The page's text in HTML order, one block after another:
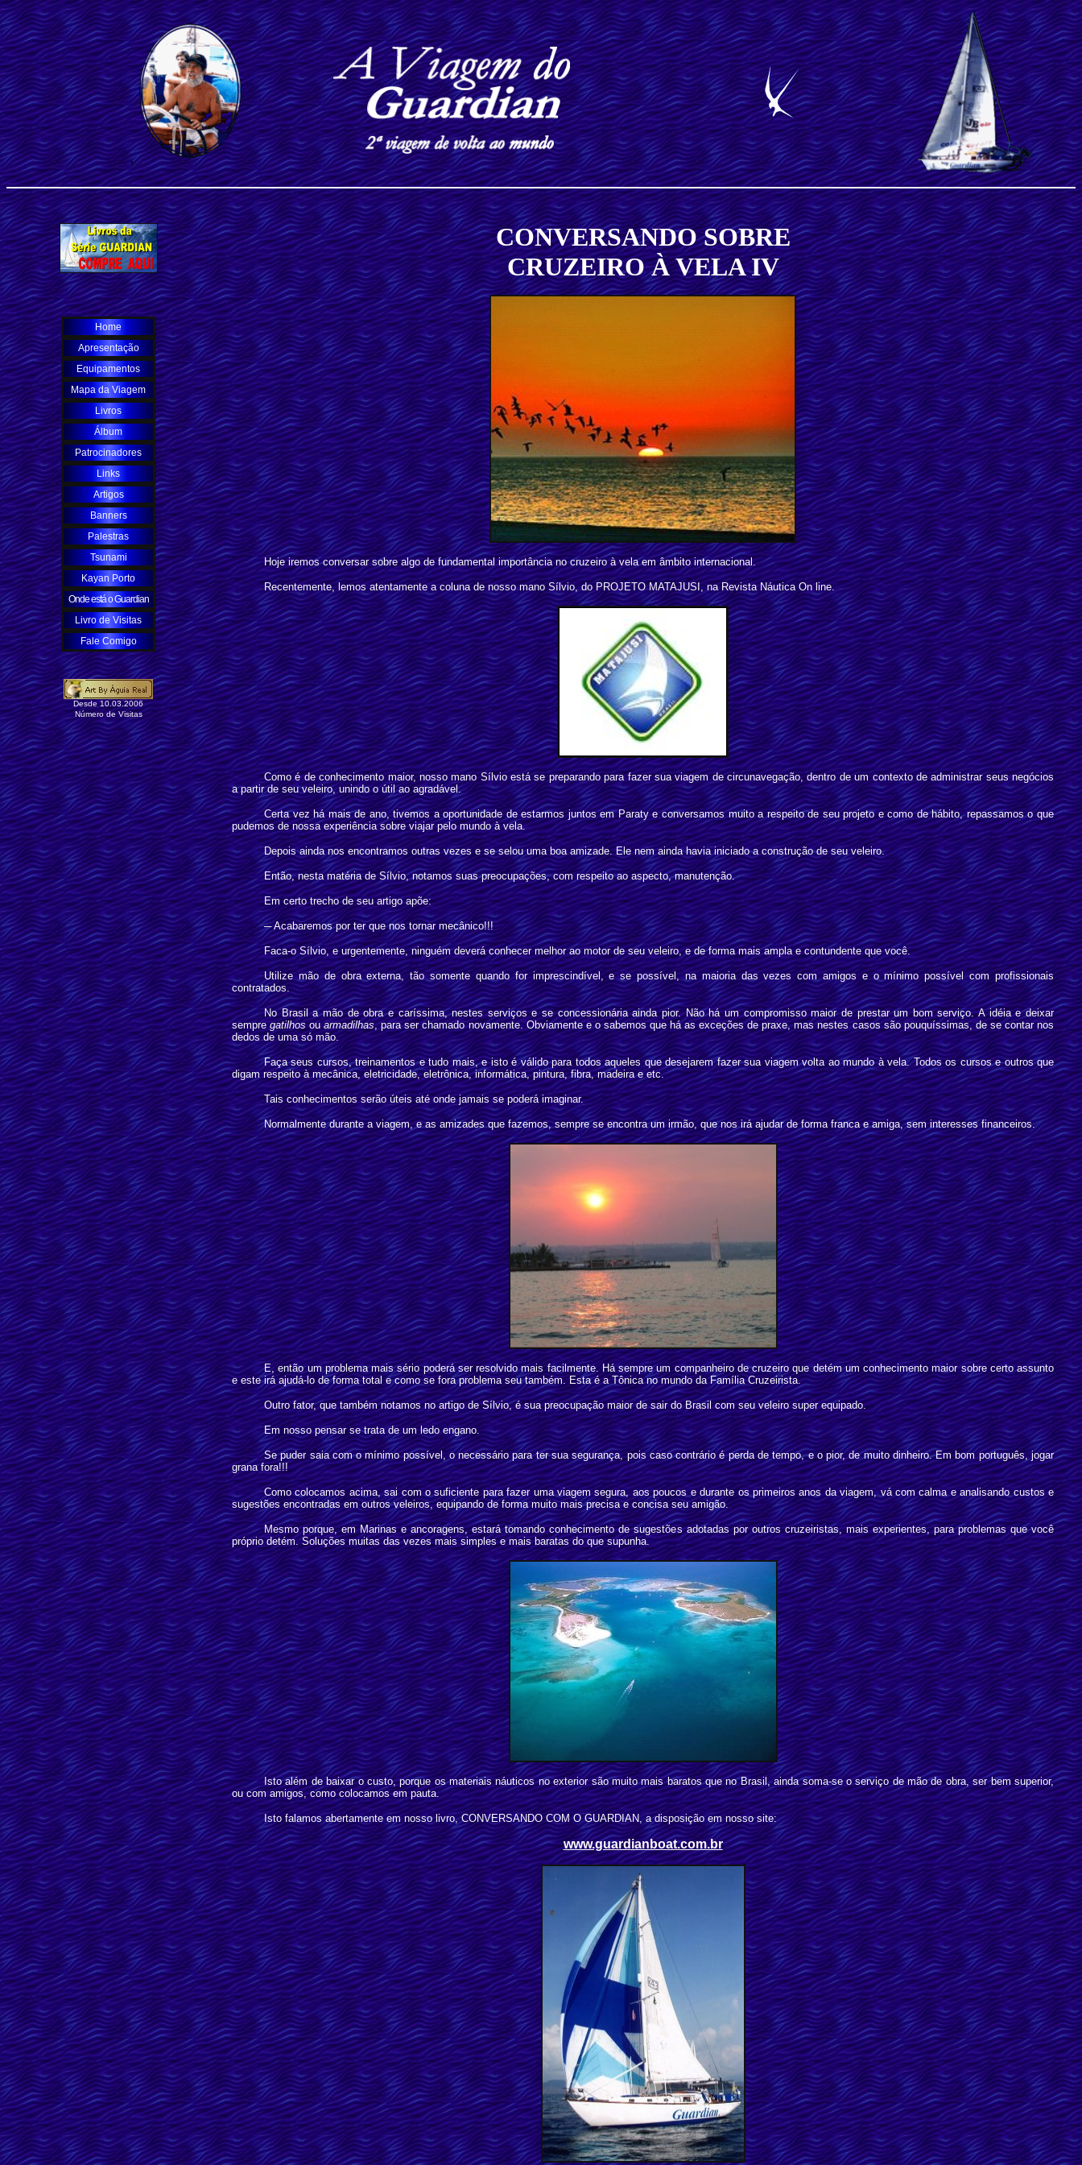
,
Home
Apresentação
Equipamentos
Mapa da Viagem
Livros
Álbum
Patrocinadores
Links
Artigos
Banners
Palestras
Tsunami
Kayan Porto
Onde está o Guardian
Livro de Visitas
Fale Comigo
Desde 10.03.2006
Número de Visitas
CONVERSANDO SOBRE
CRUZEIRO À VELA IV
Hoje iremos conversar sobre algo de fundamental importância no cruzeiro à vela em âmbito internacional.
Recentemente, lemos atentamente a coluna de nosso mano Sílvio, do PROJETO MATAJUSI, na Revista Náutica On line.
Como é de conhecimento maior, nosso mano Sílvio está se preparando para fazer sua viagem de circunavegação, dentro de um contexto de administrar seus negócios
a partir de seu veleiro, unindo o útil ao agradável.
Certa vez há mais de ano, tivemos a oportunidade de estarmos juntos em Paraty e conversamos muito a respeito de seu projeto e como de hábito, repassamos o que
pudemos de nossa experiência sobre viajar pelo mundo à vela.
Depois ainda nos encontramos outras vezes e se selou uma boa amizade. Ele nem ainda havia iniciado a construção de seu veleiro.
Então, nesta matéria de Sílvio, notamos suas preocupações, com respeito ao aspecto, manutenção.
Em certo trecho de seu artigo apõe:
─Acabaremos por ter que nos tornar mecânico!!!
Faca-o Sílvio, e urgentemente, ninguém deverá conhecer melhor ao motor de seu veleiro, e de forma mais ampla e contundente que você.
Utilize mão de obra externa, tão somente quando for imprescindível, e se possível, na maioria das vezes com amigos e o mínimo possível com profissionais
contratados.
No Brasil a mão de obra e caríssima, nestes serviços e se concessionária ainda pior. Não há um compromisso maior de prestar um bom serviço. A idéia e deixar
sempregatilhosouarmadilhas, para ser chamado novamente. Obviamente e o sabemos que há as exceções de praxe, mas nestes casos são pouquíssimas, de se contar nos
dedos de uma só mão.
Faça seus cursos, treinamentos e tudo mais, e isto é válido para todos aqueles que desejarem fazer sua viagem volta ao mundo à vela. Todos os cursos e outros que
digam respeito à mecânica, eletricidade, eletrônica, informática, pintura, fibra, madeira e etc.
Tais conhecimentos serão úteis até onde jamais se poderá imaginar.
Normalmente durante a viagem, e as amizades que fazemos, sempre se encontra um irmão, que nos irá ajudar de forma franca e amiga, sem interesses financeiros.
E, então um problema mais sério poderá ser resolvido mais facilmente. Há sempre um companheiro de cruzeiro que detém um conhecimento maior sobre certo assunto
e este irá ajudá-lo de forma total e como se fora problema seu também. Esta é a Tônica no mundo da Família Cruzeirista.
Outro fator, que também notamos no artigo de Sílvio, é sua preocupação maior de sair do Brasil com seu veleiro super equipado.
Em nosso pensar se trata de um ledo engano.
Se puder saia com o mínimo possível, o necessário para ter sua segurança, pois caso contrário é perda de tempo, e o pior, de muito dinheiro. Em bom português, jogar
grana fora!!!
Como colocamos acima, sai com o suficiente para fazer uma viagem segura, aos poucos e durante os primeiros anos da viagem, vá com calma e analisando custos e
sugestões encontradas em outros veleiros, equipando de forma muito mais precisa e concisa seu amigão.
Mesmo porque, em Marinas e ancoragens, estará tomando conhecimento de sugestões adotadas por outros cruzeiristas, mais experientes, para problemas que você
próprio detém. Soluções muitas das vezes mais simples e mais baratas do que supunha.
Isto além de baixar o custo, porque os materiais náuticos no exterior são muito mais baratos que no Brasil, ainda soma-se o serviço de mão de obra, ser bem superior,
ou com amigos, como colocamos em pauta.
Isto falamos abertamente em nosso livro, CONVERSANDO COM O GUARDIAN, a disposição em nosso site:
www.guardianboat.com.br